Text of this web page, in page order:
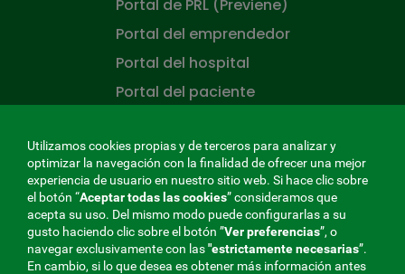
Portal de PRL (Previene)
Portal del emprendedor
Portal del hospital
Portal del paciente
Rincón de la salud
CONÓCENOS
¿Quiénes somos?
Trabaje en la mutua
Utilizamos cookies propias y de terceros para analizar y
optimizar la navegación con la finalidad de ofrecer una mejor
experiencia de usuario en nuestro sitio web. Si hace clic sobre
el botón “Aceptar todas las cookies” consideramos que
acepta su uso. Del mismo modo puede configurarlas a su
gusto haciendo clic sobre el botón ”Ver preferencias”, o
navegar exclusivamente con las"estrictamentenecesarias”.
En cambio, si lo que desea es obtener más información antes